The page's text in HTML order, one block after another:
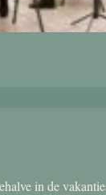
in de